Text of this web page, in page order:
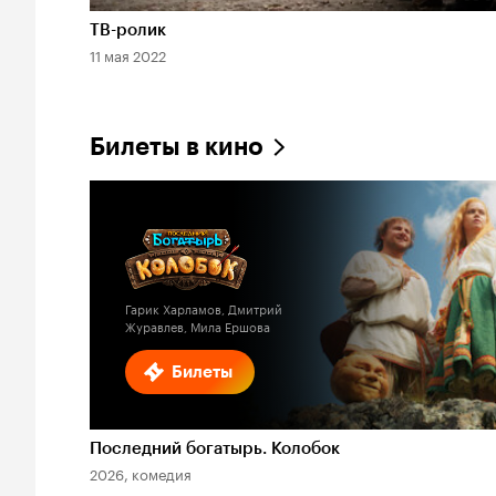
Длительность 55 сек
ТВ-ролик
11 мая 2022
Билеты в кино
Билеты
Гарик Харламов, Дмитрий
Журавлев, Мила Ершова
Последний богатырь. Колобок
2026, комедия